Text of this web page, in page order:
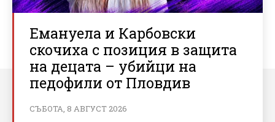
Емануела и Карбовски
скочиха с позиция в защита
на децата – убийци на
педофили от Пловдив
СЪБОТА, 8 АВГУСТ 2026